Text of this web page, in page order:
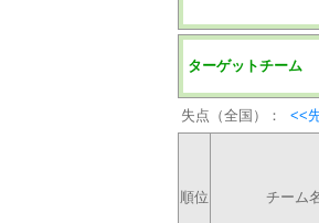
ターゲットチーム
失点（全国）： <<
順位 チーム